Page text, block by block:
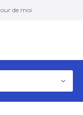
de moi